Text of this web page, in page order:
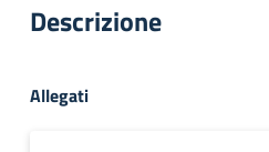
Descrizione
Allegati